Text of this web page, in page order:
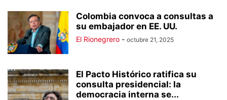
Colombia convoca a consultas a
su embajador en EE. UU.
El Rionegrero - octubre 21, 2025
El Pacto Histórico ratifica su
consulta presidencial: la
democracia interna se...